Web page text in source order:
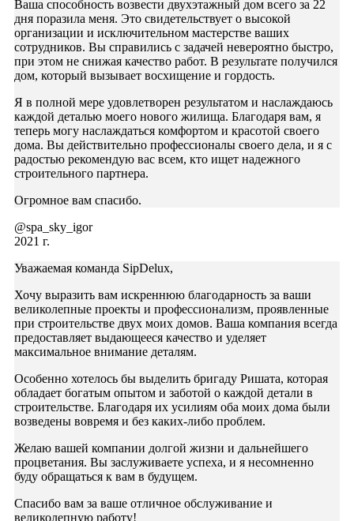
Ваша способность возвести двухэтажный дом всего за 22
дня поразила меня. Это свидетельствует о высокой
организации и исключительном мастерстве ваших
сотрудников. Вы справились с задачей невероятно быстро,
при этом не снижая качество работ. В результате получился
дом, который вызывает восхищение и гордость.
Я в полной мере удовлетворен результатом и наслаждаюсь
каждой деталью моего нового жилища. Благодаря вам, я
теперь могу наслаждаться комфортом и красотой своего
дома. Вы действительно профессионалы своего дела, и я с
радостью рекомендую вас всем, кто ищет надежного
строительного партнера.
Огромное вам спасибо.
@spa_sky_igor
2021 г.
Уважаемая команда SipDelux,
Хочу выразить вам искреннюю благодарность за ваши
великолепные проекты и профессионализм, проявленные
при строительстве двух моих домов. Ваша компания всегда
предоставляет выдающееся качество и уделяет
максимальное внимание деталям.
Особенно хотелось бы выделить бригаду Ришата, которая
обладает богатым опытом и заботой о каждой детали в
строительстве. Благодаря их усилиям оба моих дома были
возведены вовремя и без каких-либо проблем.
Желаю вашей компании долгой жизни и дальнейшего
процветания. Вы заслуживаете успеха, и я несомненно
буду обращаться к вам в будущем.
Спасибо вам за ваше отличное обслуживание и
великолепную работу!